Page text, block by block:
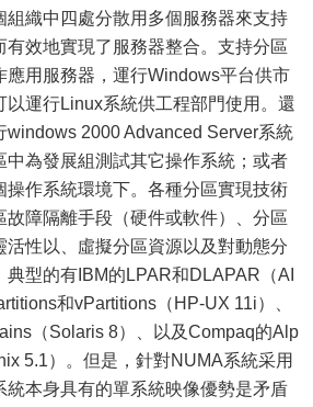
組織中四處分散用多個服務器來支持
有效地實現了服務器整合。支持分區
應用服務器，運行Windows平台供市
以運行Linux系統供工程部門使用。還
windows 2000 Advanced Server系統
中為發展組測試其它操作系統；或者
操作系統環境下。各種分區實現技術
故障隔離手段（硬件或軟件）、分區
活性以、虛擬分區資源以及對動態分
典型的有IBM的LPAR和DLAPAR（AI
和vPartitions（HP-UX 11i）、
（Solaris 8）、以及Compaq的Alp
5.1）。但是，針對NUMA系統采用
統本身具有的單系統映像優勢是矛盾